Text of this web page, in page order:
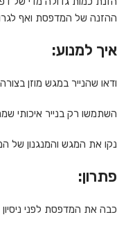
ההזנה של המדפסת ואף
איך למנוע:
ודאו שהנייר במגש מוזן
השתמשו רק בנייר איכותי
נקו את המגש והמנגנון של
פתרון:
כבה את המדפסת לפני